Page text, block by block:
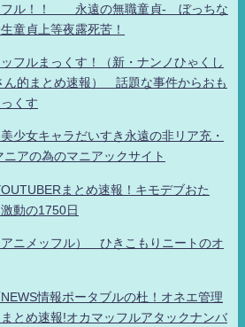
フル！！ 永遠の無職童貞- ぼっちな
童貞上等夜露死苦！
フルまっくす！（新・ナンノひゃくし
ん的まとめ速報） 話題な事件からおも
くす
少女キャラだいすき永遠の非リア充・
アの為のマニアックサイト
まとめ速報！キモデブおた
動の1750日
ニメッフル） ひきこもりニートのオ
情報ポータブルの杜！オネエ管理
とめ速報!オカマッフルアタックナンバ